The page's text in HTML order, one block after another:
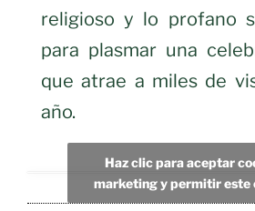
religioso y lo profano
para plasmar una
que atrae a miles de
año.
Haz clic para aceptar
marketing y permitir este